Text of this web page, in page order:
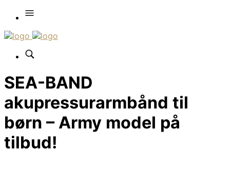
SEA-BAND
akupressurarmbånd til
børn – Army model på
tilbud!